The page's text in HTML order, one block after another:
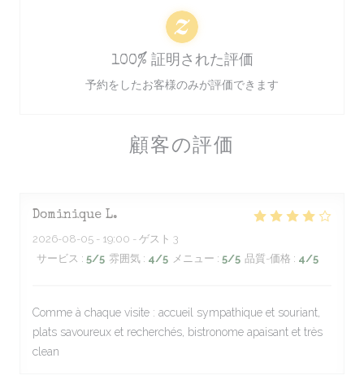
顧客の評価
Dominique L
2026-08-05 - 19:00 - ゲスト 3
サービス : 5/5 雰囲気 : 4/5 メニュー : 5/5 品質-価格 : 4/5
Comme à chaque visite : accueil sympathique et souriant,
plats savoureux et recherchés, bistronome apaisant et très
clean
100% 証明された評価
予約をしたお客様のみが評価できます